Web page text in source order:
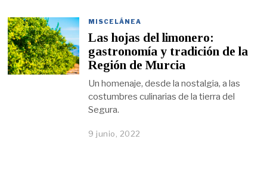
MISCELÁNEA
Las hojas del limonero:
gastronomía y tradición de la
Región de Murcia
Un homenaje, desde la nostalgia, a las
costumbres culinarias de la tierra del
Segura.
9 junio, 2022